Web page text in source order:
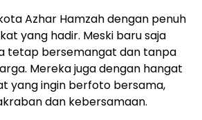
Azhar Hamzah dengan penuh
yang hadir. Meski baru saja
tetap bersemangat dan tanpa
Mereka juga dengan hangat
yang ingin berfoto bersama,
dan kebersamaan.